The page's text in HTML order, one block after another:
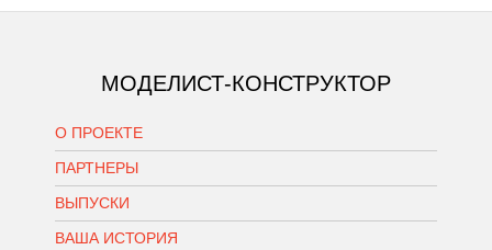
МОДЕЛИСТ-КОНСТРУКТОР
О ПРОЕКТЕ
ПАРТНЕРЫ
ВЫПУСКИ
ВАША ИСТОРИЯ